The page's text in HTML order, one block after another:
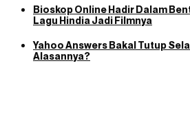
Bioskop Online Hadir Dalam
Lagu Hindia Jadi Filmnya
Yahoo Answers Bakal Tutup
Alasannya?